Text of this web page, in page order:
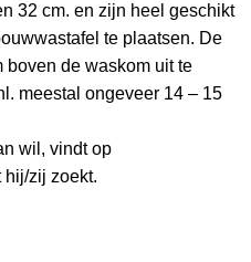
32 cm. en zijn heel geschikt
te plaatsen. De
boven de waskom uit te
meestal ongeveer 14 – 15
wil, vindt op
hij/zij zoekt.